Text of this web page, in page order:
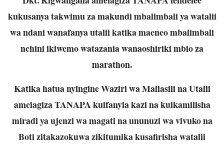
kukusanya takwimu za makundi mbalimbali ya watalii
wa ndani wanafanya utalii katika maeneo mbalimbali
nchini ikiwemo watazania wanaoshiriki mbio za
marathon.
Katika hatua nyingine Waziri wa Maliasili na Utalii
ameiagiza TANAPA kuifanyia kazi na kuikamilisha
miradi ya ujenzi wa magati na ununuzi wa vivuko na
Boti zitakazokuwa zikitumika kusafirisha watalii